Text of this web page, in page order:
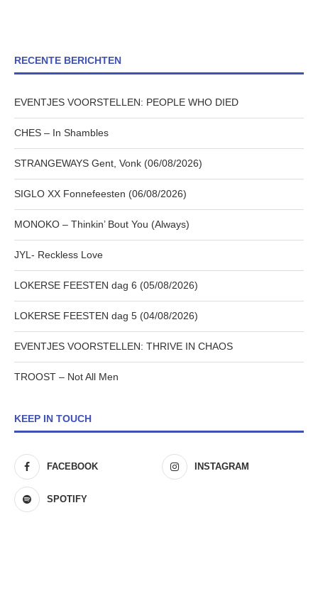
RECENTE BERICHTEN
EVENTJES VOORSTELLEN: PEOPLE WHO DIED
CHES – In Shambles
STRANGEWAYS Gent, Vonk (06/08/2026)
SIGLO XX Fonnefeesten (06/08/2026)
MONOKO – Thinkin’ Bout You (Always)
JYL- Reckless Love
LOKERSE FEESTEN dag 6 (05/08/2026)
LOKERSE FEESTEN dag 5 (04/08/2026)
EVENTJES VOORSTELLEN: THRIVE IN CHAOS
TROOST – Not All Men
KEEP IN TOUCH
FACEBOOK INSTAGRAM
SPOTIFY